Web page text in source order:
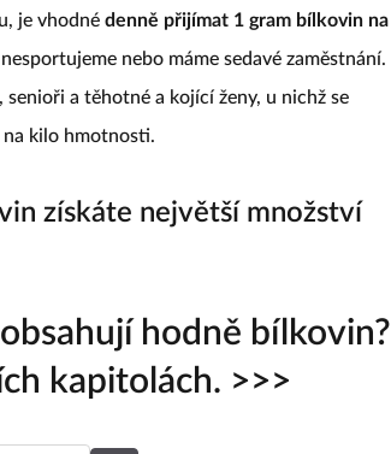
je vhodné denně přijímat 1 gram bílkovin na
nebo máme sedavé zaměstnání.
a těhotné a kojící ženy, u nichž se
kilo hmotnosti.
získáte největší množství
hodně bílkovin?
kapitolách. >>>